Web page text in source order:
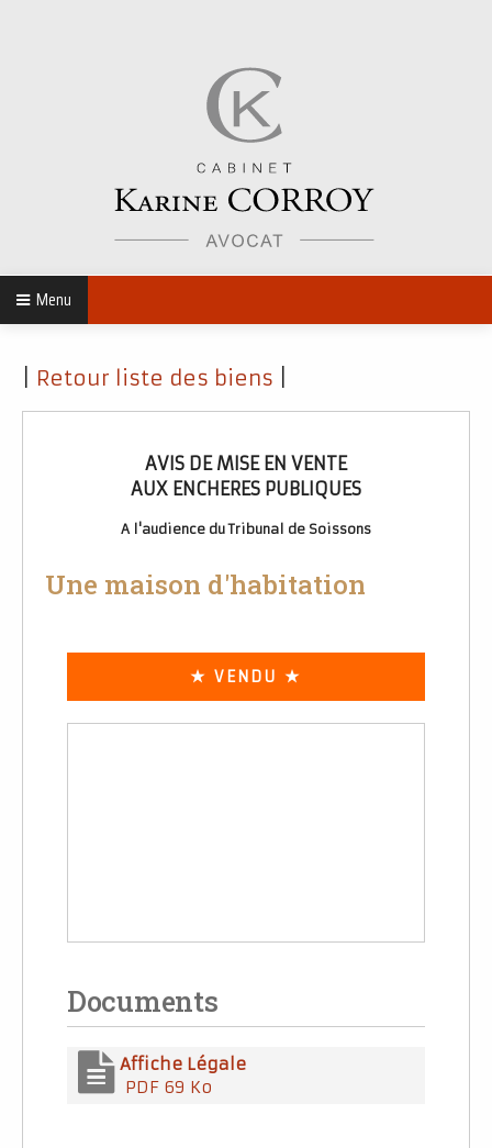
Menu
Retour liste des biens
AVIS DE MISE EN VENTE
AUX ENCHERES PUBLIQUES
A l'audience du Tribunal de Soissons
Une maison d'habitation
★ VENDU ★
Documents
Affiche Légale
PDF 69 Ko